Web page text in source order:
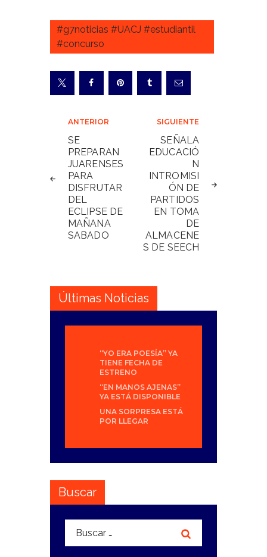
#g7noticias #UACJ #estudiantil
#concurso
Navegación
de
entradas
ANTERIOR
SE
PREPARAN
JUARENSES
PARA
DISFRUTAR
DEL
ECLIPSE DE
MAÑANA
SABADO
SIGUIENTE
SEÑALA
EDUCACIÓ
N
INTROMISI
ÓN DE
PARTIDOS
EN TOMA
DE
ALMACENE
S DE SEECH
Últimas Noticias
“YO ERA POESÍA” YA
TIENE FECHA DE
ESTRENO
“EN MANOS AJENAS”
YA ESTÁ DISPONIBLE
UNA SORPRESA ESTÁ
POR LLEGAR
Buscar
Buscar: